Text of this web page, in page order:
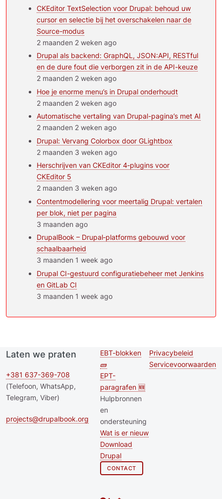
CKEditor TextSelection voor Drupal: behoud uw
cursor en selectie bij het overschakelen naar de
Source-modus
2 maanden 2 weken ago
Drupal als backend: GraphQL, JSON:API, RESTful
en de dure fout die verborgen zit in de API-keuze
2 maanden 2 weken ago
Hoe je enorme menu’s in Drupal onderhoudt
2 maanden 2 weken ago
Automatische vertaling van Drupal-pagina’s met AI
2 maanden 2 weken ago
Drupal: Vervang Colorbox door GLightbox
2 maanden 3 weken ago
Herschrijven van CKEditor 4‑plugins voor
CKEditor 5
2 maanden 3 weken ago
Contentmodellering voor meertalig Drupal: vertalen
per blok, niet per pagina
3 maanden ago
DrupalBook – Drupal‑platforms gebouwd voor
schaalbaarheid
3 maanden 1 week ago
Drupal CI-gestuurd configuratiebeheer met Jenkins
en GitLab CI
3 maanden 1 week ago
Laten we praten
+381 637-369-708
(Telefoon, WhatsApp,
Telegram, Viber)
projects@drupalbook.org
Second
footer
menu
EBT-blokken
🧱
EPT-
paragrafen 🆕
Hulpbronnen
en
ondersteuning
Wat is er nieuw
Download
Drupal
CONTACT
Footer menu
Privacybeleid
Servicevoorwaarden